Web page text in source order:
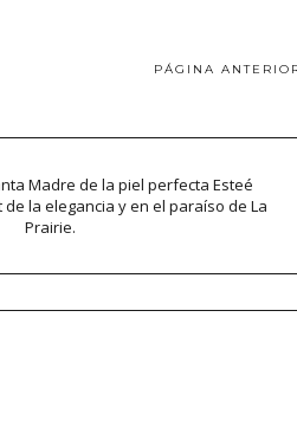
PÁGINA
Madre de la piel perfecta Esteé
la elegancia y en el paraíso de La
Prairie.